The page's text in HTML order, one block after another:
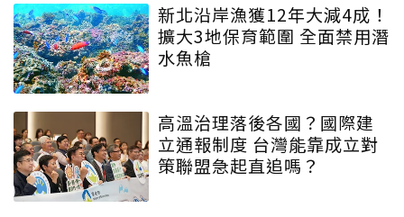
新北沿岸漁獲12年大減4成！
擴大3地保育範圍 全面禁用潛
水魚槍
高溫治理落後各國？國際建
立通報制度 台灣能靠成立對
策聯盟急起直追嗎？